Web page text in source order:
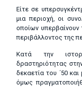
Είτε σε
μια περιοχή, οι
οποίων
περιβάλλοντος της
Κατά την
δραστηριότητας
δεκαετία του ΄50
όμως